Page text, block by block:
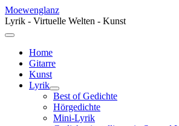
Moewenglanz
Lyrik - Virtuelle Welten - Kunst
Home
Gitarre
Kunst
Lyrik
Best of Gedichte
Hörgedichte
Mini-Lyrik